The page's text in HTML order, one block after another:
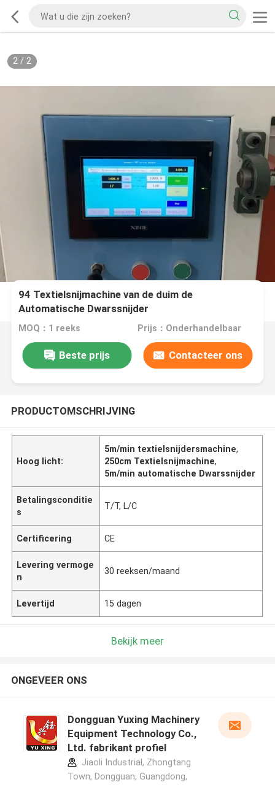
2/ 2
94 Textielsnijmachine van de duim de
Automatische Dwarssnijder
MOQ：1 reeks Prijs：Onderhandelbaar
Beste prijs Contacteer ons
PRODUCTOMSCHRIJVING
Hoog licht:
5m/min textielsnijdersmachine,
250cm Textielsnijmachine,
5m/min automatische Dwarssnijder
Betalingsconditie
s
T/T, L/C
Certificering CE
Levering vermoge
n
30 reeksen/maand
Levertijd 15 dagen
Bekijk meer
ONGEVEER ONS
Dongguan Yuxing Machinery
Equipment Technology Co.,
Ltd. fabrikant profiel
Jiaoli Industrial, Zhongtang
Town, Dongguan, Guangdong,